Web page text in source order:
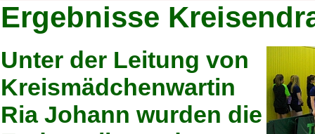
Ergebnisse
Unter der Leitung von
Kreismädchenwartin
Ria Johann wurden die